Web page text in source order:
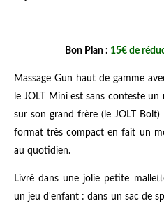
Bon Plan : 15€ de
Massage Gun haut de gamme
le JOLT Mini est sans conteste
sur son grand frère (le JOLT
format très compact en fait un
au quotidien.
Livré dans une jolie petite
un jeu d'enfant : dans un sac de